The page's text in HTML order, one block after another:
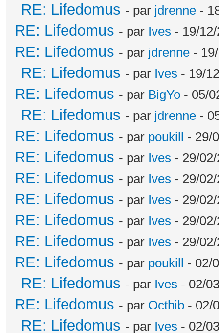
RE: Lifedomus - par jdrenne -
RE: Lifedomus - par Ives - 19/
RE: Lifedomus - par jdrenne -
RE: Lifedomus - par Ives - 19/
RE: Lifedomus - par BigYo - 05/
RE: Lifedomus - par jdrenne -
RE: Lifedomus - par poukill - 29/
RE: Lifedomus - par Ives - 29/
RE: Lifedomus - par Ives - 29/
RE: Lifedomus - par Ives - 29/
RE: Lifedomus - par Ives - 29/
RE: Lifedomus - par Ives - 29/
RE: Lifedomus - par poukill - 02/
RE: Lifedomus - par Ives - 02/
RE: Lifedomus - par Octhib - 02/
RE: Lifedomus - par Ives - 02/